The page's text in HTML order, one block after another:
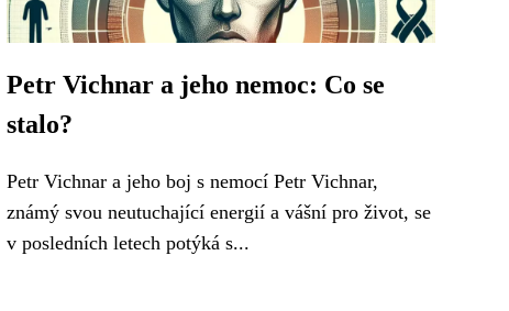
Petr Vichnar a jeho nemoc: Co se
stalo?
Petr Vichnar a jeho boj s nemocí Petr Vichnar,
známý svou neutuchající energií a vášní pro život, se
v posledních letech potýká s...